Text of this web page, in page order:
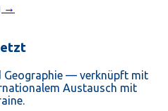
→
Geographie — verknüpft mit
Austausch mit